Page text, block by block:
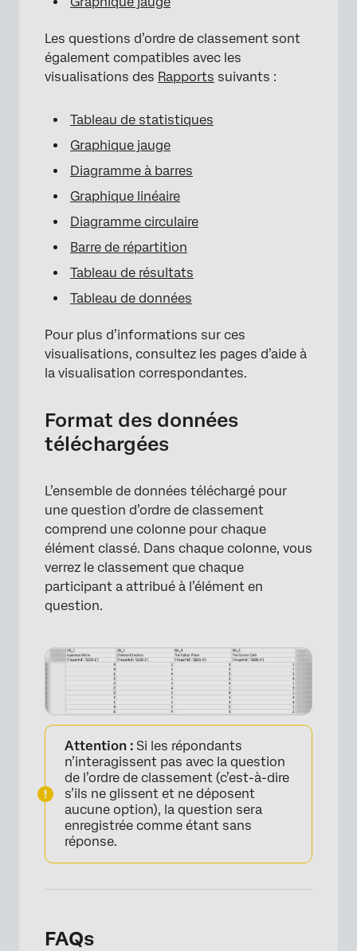
Les questions d’ordre de classement sont
également compatibles avec les
visualisations des Rapports suivants :
Tableau de statistiques
Graphique jauge
Diagramme à barres
Graphique linéaire
Diagramme circulaire
Barre de répartition
Tableau de résultats
Tableau de données
Pour plus d’informations sur ces
visualisations, consultez les pages d’aide à
la visualisation correspondantes.
Format des données
téléchargées
L’ensemble de données téléchargé pour
une question d’ordre de classement
comprend une colonne pour chaque
élément classé. Dans chaque colonne, vous
verrez le classement que chaque
participant a attribué à l’élément en
question.
Attention : Si les répondants
n’interagissent pas avec la question
de l’ordre de classement (c’est-à-dire
s’ils ne glissent et ne déposent
aucune option), la question sera
enregistrée comme étant sans
réponse.
FAQs